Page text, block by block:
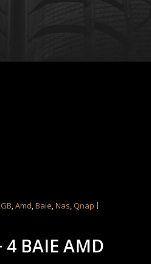
,Amd,Baie,Nas, Qnap
4 BAIE AMD